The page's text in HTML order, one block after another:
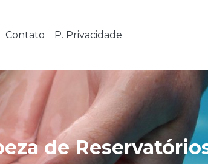
Contato P. Privacidade
de